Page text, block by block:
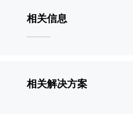
相关信息
相关解决方案